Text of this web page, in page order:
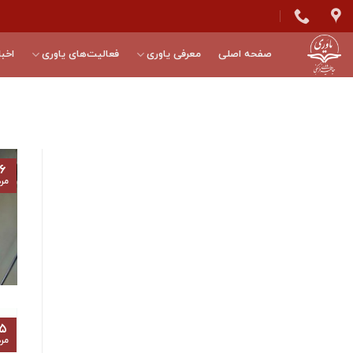
Skip
to
content
صفحه اصلی معرفی یاوری فعالیت‌های یاوری